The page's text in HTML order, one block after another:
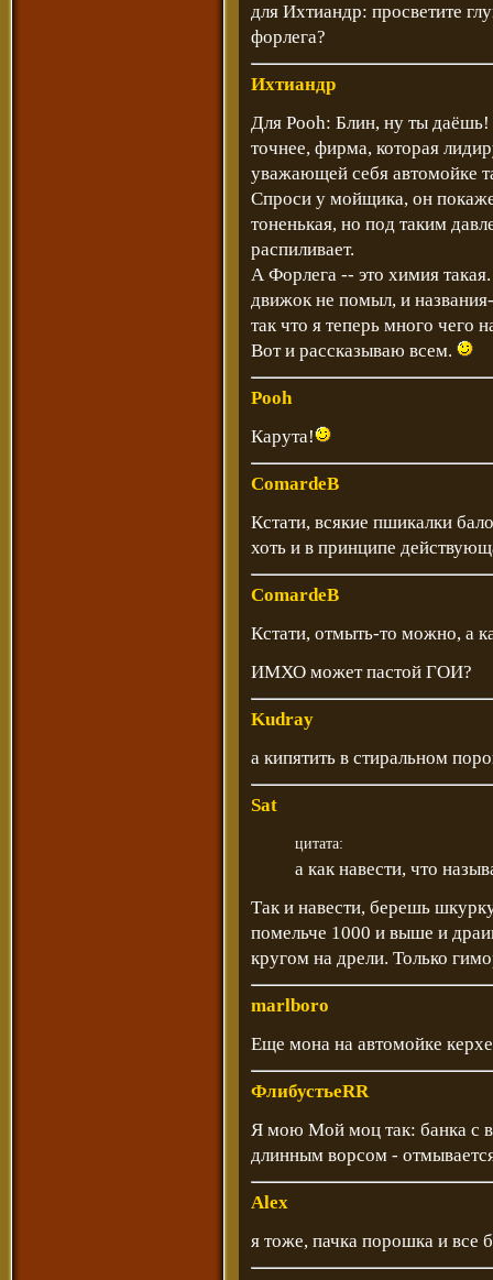
для Ихтиандр: просветите
форлега?
Ихтиандр
Для Pooh: Блин, ну ты даёшь!
точнее, фирма, которая
уважающей себя автомойке
Спроси у мойщика, он
тоненькая, но под таким
распиливает.
А Форлега -- это химия
движок не помыл, и
так что я теперь много чего
Вот и рассказываю всем.
Pooh
Карута!
ComardeB
Кстати, всякие пшикалки
хоть и в принципе
ComardeB
Кстати, отмыть-то можно, а
ИМХО может пастой ГОИ?
Kudray
а кипятить в стиральном
Sat
цитата:
а как навести, что
Так и навести, берешь
помельче 1000 и выше и
кругом на дрели. Только
marlboro
Еще мона на автомойке
ФлибустьеRR
Я мою Мой моц так: банка с
длинным ворсом -
Alex
я тоже, пачка порошка и все